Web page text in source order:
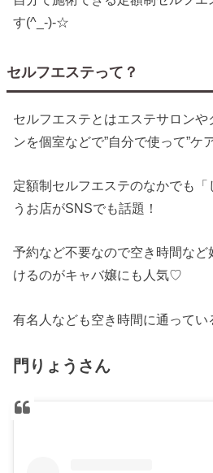
す(^_-)-☆
セルフエステって？
セルフエステとはエステサロン
ンを個室などで”自分で使って”
定額制セルフエステのなかでも
うお店がSNSでも話題！
予約など不要なので空き時間な
けるのがキャバ嬢にも人気♡
有名人なども空き時間に通って
門りょうさん